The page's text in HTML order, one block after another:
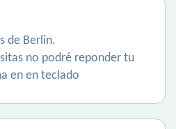
de Berlin.
no podré reponder tu
en en teclado